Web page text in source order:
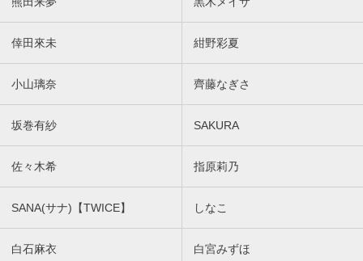
倖田來未 紺野彩夏
小山璃奈 齊藤なぎさ
坂巻有紗 SAKURA
佐々木希 指原莉乃
SANA(サナ)【TWICE】 しなこ
白石麻衣 白宮みずほ